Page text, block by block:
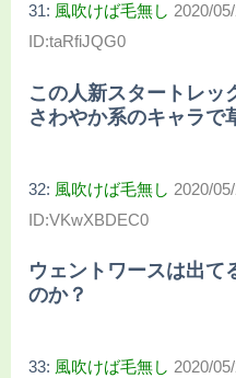
31: 風吹けば毛無し 2020/
ID:taRfiJQG0
この人新スタートレッ
さわやか系のキャラで
32: 風吹けば毛無し 2020/
ID:VKwXBDEC0
ウェントワースは出て
のか？
33: 風吹けば毛無し 2020/